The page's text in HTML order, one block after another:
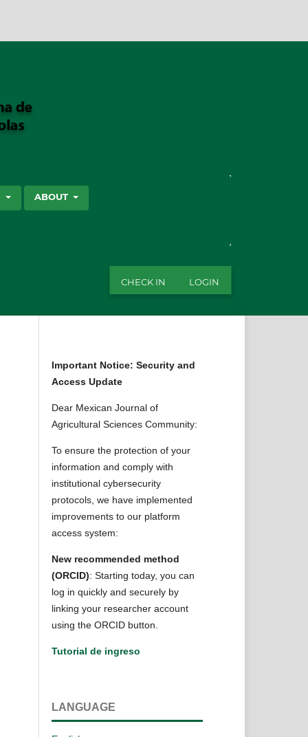
ABOUT
CHECK IN LOGIN
Important Notice: Security and
Access Update
Dear Mexican Journal of
Agricultural Sciences Community:
To ensure the protection of your
information and comply with
institutional cybersecurity
protocols, we have implemented
improvements to our platform
access system:
New recommended method
(ORCID): Starting today, you can
log in quickly and securely by
linking your researcher account
using the ORCID button.
Tutorial de ingreso
LANGUAGE